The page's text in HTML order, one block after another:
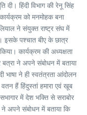
दी। हिंदी विभाग की रेनू सिंह
को मनमोहक बना
ने संयुक्त राष्ट्र संघ में
इसके पश्चात बीए के छात्र
कार्यक्रम की अध्यक्षता
बत्रा ने अपने संबोधन में बताया
भाषा ने ही स्वतंत्रता आंदोलन
हैं हिंदुस्तां हमारा एवं खूब
सभागार में देश भक्ति से सराबोर
ने अपने संबोधन में बताया कि